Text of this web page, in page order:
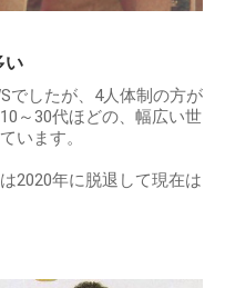
い
でしたが、4人体制の方が
～30代ほどの、幅広い世
います。
2020年に脱退して現在は